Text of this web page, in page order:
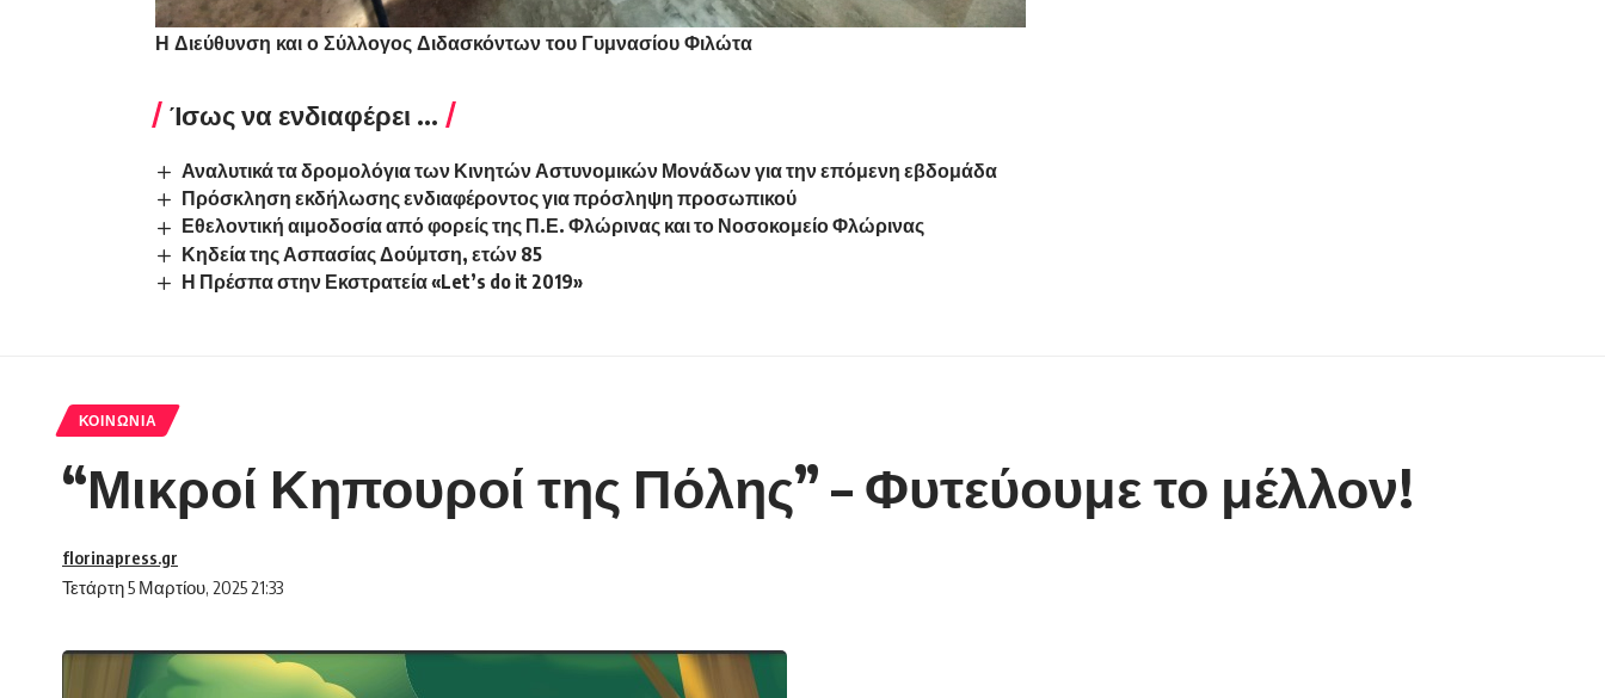
Η Διεύθυνση και ο Σύλλογος Διδασκόντων του Γυμνασίου Φιλώτα
Ίσως να ενδιαφέρει ...
Αναλυτικά τα δρομολόγια των Κινητών Αστυνομικών Μονάδων για την επόμενη εβδομάδα
Πρόσκληση εκδήλωσης ενδιαφέροντος για πρόσληψη προσωπικού
Εθελοντική αιμοδοσία από φορείς της Π.Ε. Φλώρινας και το Νοσοκομείο Φλώρινας
Κηδεία της Ασπασίας Δούμτση, ετών 85
Η Πρέσπα στην Εκστρατεία «Let’s do it 2019»
ΚΟΙΝΩΝΊΑ
“Μικροί Κηπουροί της Πόλης” – Φυτεύουμε το μέλλον!
Τετάρτη 5 Μαρτίου, 2025 21:33
florinapress.gr